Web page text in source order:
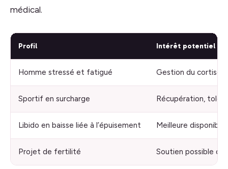
médical.
Profil Intérêt potentiel
Homme stressé et fatigué Gestion du cortisol,
Sportif en surcharge Récupération,
Libido en baisse liée à l’épuisement Meilleure
Projet de fertilité Soutien possible